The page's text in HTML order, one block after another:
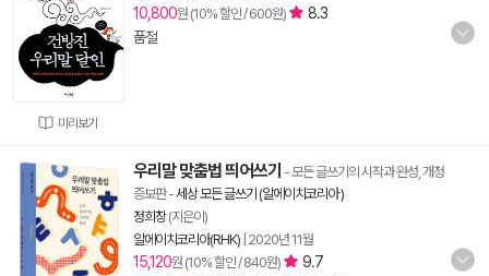
미리보기
10,800원 (10% 할인 / 600원)
8.3
품절
우리말 맞춤법 띄어쓰기 - 모든 글쓰기의 시작과 완성, 개정
증보판-세상 모든 글쓰기 (알에이치코리아 )
정희창(지은이)
알에이치코리아(RHK) 2020년 11월
15,120원 (10% 할인 / 840원) 9.7